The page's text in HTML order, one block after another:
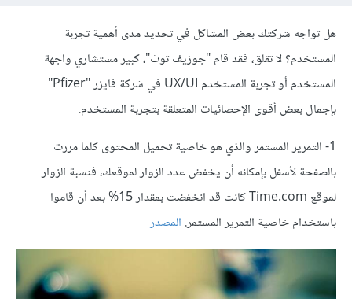
هل تواجه شركتك بعض المشاكل في تحديد مدى أهمية تجربة
المستخدم؟ لا تقلق، فقد قام "جوزيف توث"، كبير مستشاري واجهة
المستخدم أو تجربة المستخدم UX/UI في شركة فايزر "Pfizer"
بإجمال بعض أقوى الإحصائيات المتعلقة بتجربة المستخدم.
1- التمرير المستمر والذي هو خاصية تحميل المحتوى كلما مررت
بالصفحة لأسفل بإمكانه أن يخفض عدد الزوار لموقعك، فنسبة الزوار
لموقع Time.com كانت قد انخفضت بمقدار 15% بعد أن قاموا
باستخدام خاصية التمرير المستمر. المصدر